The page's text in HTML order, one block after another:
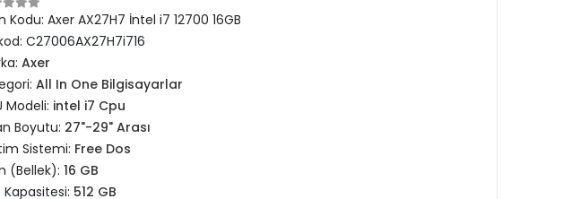
Kodu: Axer AX27H7 İntel i7 12700 16GB
C27006AX27H7i716
Axer
All In One Bilgisayarlar
Modeli: intel i7 Cpu
Boyutu: 27"-29" Arası
Sistemi: Free Dos
(Bellek): 16 GB
Kapasitesi: 512 GB